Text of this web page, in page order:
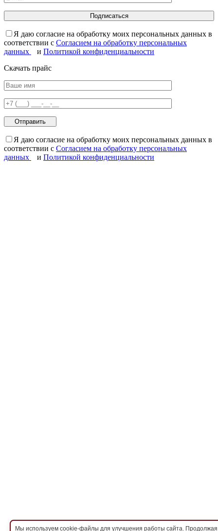
Я даю согласие на обработку моих персональных данных в
соответствии с Согласием на обработку персональных
данных
и Политикой конфиденциальности
Скачать прайс
Я даю согласие на обработку моих персональных данных в
соответствии с Согласием на обработку персональных
данных
и Политикой конфиденциальности
Мы используем cookie-файлы для улучшения работы сайта. Продолжая